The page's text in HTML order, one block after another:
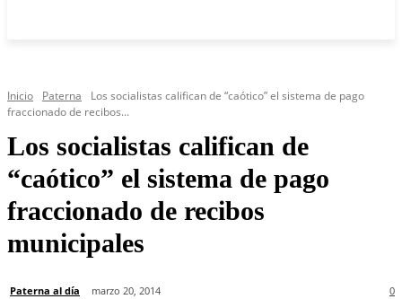
Inicio Paterna
Los socialistas califican de “caótico” el sistema de pago
fraccionado de recibos...
Los socialistas califican de
“caótico” el sistema de pago
fraccionado de recibos
municipales
Paterna al día marzo 20, 2014 0